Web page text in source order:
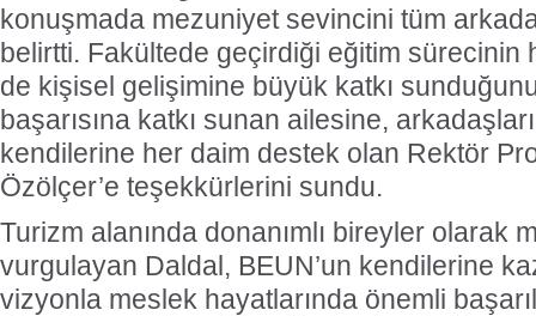
konuşmada mezuniyet sevincini tüm
belirtti. Fakültede geçirdiği eğitim sürecinin
de kişisel gelişimine büyük katkı
başarısına katkı sunan ailesine,
kendilerine her daim destek olan Rektör
Özölçer’e teşekkürlerini sundu.
Turizm alanında donanımlı bireyler olarak
vurgulayan Daldal, BEUN’un kendilerine
vizyonla meslek hayatlarında önemli